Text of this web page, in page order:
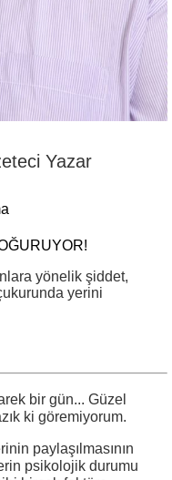
Yazar
yönelik şiddet,
yerini
bir gün... Güzel
ki göremiyorum.
paylaşılmasının
psikolojik durumu